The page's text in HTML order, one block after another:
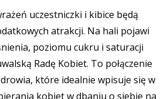
uczestniczki i kibice będą
atrakcji. Na hali pojawi
poziomu cukru i saturacji
Radę Kobiet. To połączenie
które idealnie wpisuje się w
kobiet w dbaniu o siebie na